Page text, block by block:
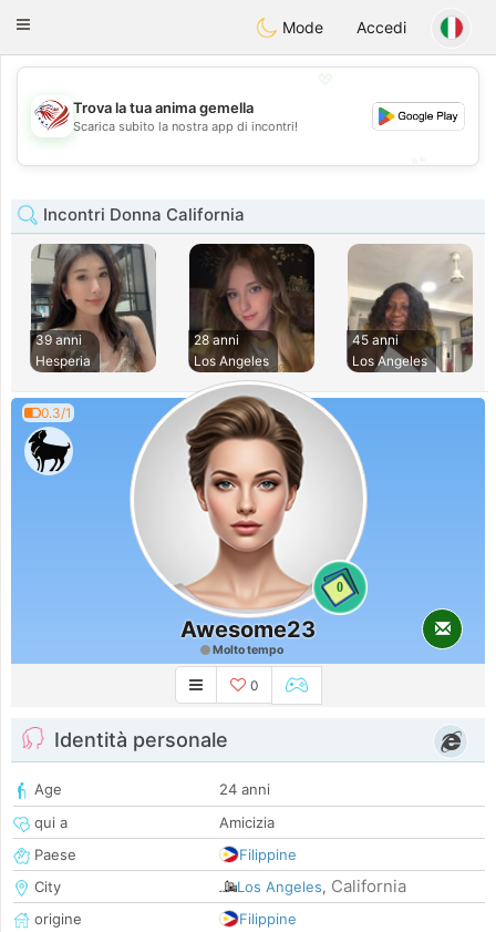
StatesDating
Toggle
Mode Accedi
💖
💕
Trova la tua anima gemella
Scarica subito la nostra app di incontri!
Incontri Donna California
39 anni
Hesperia
28 anni
Los Angeles
45 anni
Los Angeles
0.3/1
0
Awesome23
Molto tempo
0
Identità personale
Age
24 anni
qui a
Amicizia
Paese
Filippine
City
Los Angeles, California
origine
Filippine